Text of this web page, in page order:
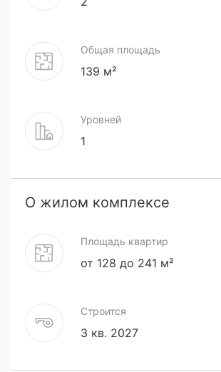
Общая площадь
139 м²
Уровней
1
О жилом комплексе
Площадь квартир
от 128 до 241 м²
Строится
3 кв. 2027